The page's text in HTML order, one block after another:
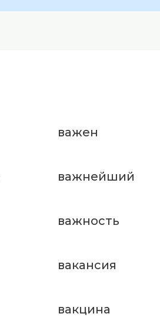
важен
важнейший
важность
вакансия
вакцина